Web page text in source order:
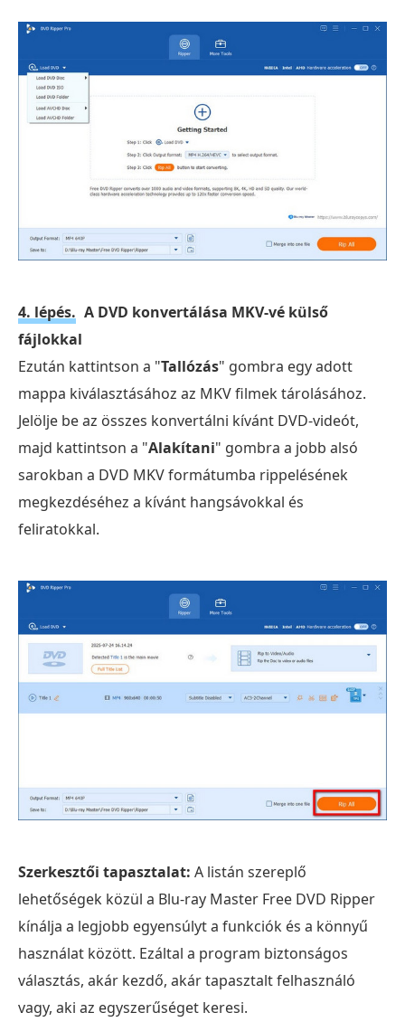
4. lépés. A DVD konvertálása MKV-vé külső
fájlokkal
Ezután kattintson a "Tallózás" gombra egy adott
mappa kiválasztásához az MKV filmek tárolásához.
Jelölje be az összes konvertálni kívánt DVD-videót,
majd kattintson a "Alakítani" gombra a jobb alsó
sarokban a DVD MKV formátumba rippelésének
megkezdéséhez a kívánt hangsávokkal és
feliratokkal.
Szerkesztői tapasztalat: A listán szereplő
lehetőségek közül a Blu-ray Master Free DVD Ripper
kínálja a legjobb egyensúlyt a funkciók és a könnyű
használat között. Ezáltal a program biztonságos
választás, akár kezdő, akár tapasztalt felhasználó
vagy, aki az egyszerűséget keresi.